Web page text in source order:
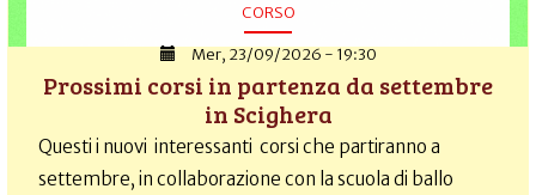
CORSO
Mer, 23/09/2026 - 19:30
Prossimi corsi in partenza da settembre
in Scighera
Questi i nuovi interessanti corsi che partiranno a
settembre, in collaborazione con la scuola di ballo